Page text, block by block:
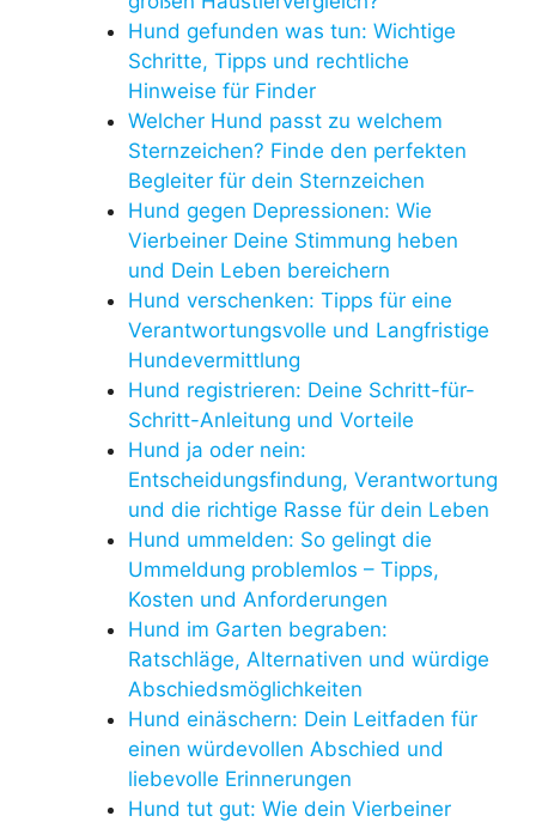
Hund gefunden was tun: Wichtige
Schritte, Tipps und rechtliche
Hinweise für Finder
Welcher Hund passt zu welchem
Sternzeichen? Finde den perfekten
Begleiter für dein Sternzeichen
Hund gegen Depressionen: Wie
Vierbeiner Deine Stimmung heben
und Dein Leben bereichern
Hund verschenken: Tipps für eine
Verantwortungsvolle und Langfristige
Hundevermittlung
Hund registrieren: Deine Schritt-für-
Schritt-Anleitung und Vorteile
Hund ja oder nein:
Entscheidungsfindung, Verantwortung
und die richtige Rasse für dein Leben
Hund ummelden: So gelingt die
Ummeldung problemlos – Tipps,
Kosten und Anforderungen
Hund im Garten begraben:
Ratschläge, Alternativen und würdige
Abschiedsmöglichkeiten
Hund einäschern: Dein Leitfaden für
einen würdevollen Abschied und
liebevolle Erinnerungen
Hund tut gut: Wie dein Vierbeiner